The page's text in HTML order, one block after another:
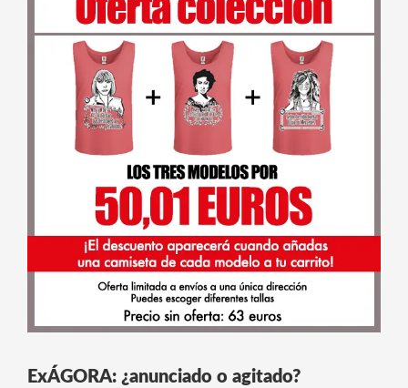
ExÁGORA: ¿anunciado o agitado?